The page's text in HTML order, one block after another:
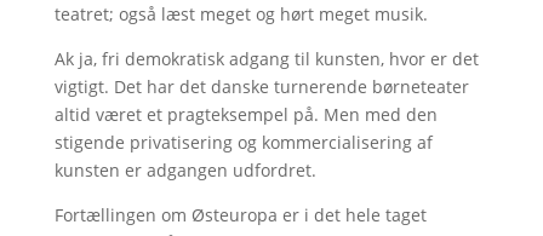
teatret; også læst meget og hørt meget musik.
Ak ja, fri demokratisk adgang til kunsten, hvor er det
vigtigt. Det har det danske turnerende børneteater
altid været et pragteksempel på. Men med den
stigende privatisering og kommercialisering af
kunsten er adgangen udfordret.
Fortællingen om Østeuropa er i det hele taget